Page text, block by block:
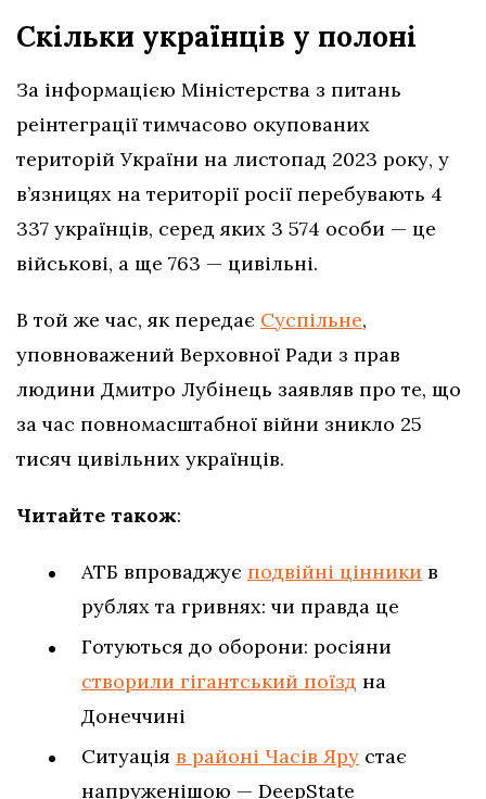
Скільки українців у полоні
За інформацією Міністерства з питань
реінтеграції тимчасово окупованих
територій України на листопад 2023 року, у
в’язницях на території росії перебувають 4
337 українців, серед яких 3 574 особи — це
військові, а ще 763 — цивільні.
В той же час, як передає Суспільне,
уповноважений Верховної Ради з прав
людини Дмитро Лубінець заявляв про те, що
за час повномасштабної війни зникло 25
тисяч цивільних українців.
Читайте також:
АТБ впроваджує подвійні цінники в
рублях та гривнях: чи правда це
Готуються до оборони: росіяни
створили гігантський поїзд на
Донеччині
Ситуація в районі Часів Яру стає
напруженішою — DeepState